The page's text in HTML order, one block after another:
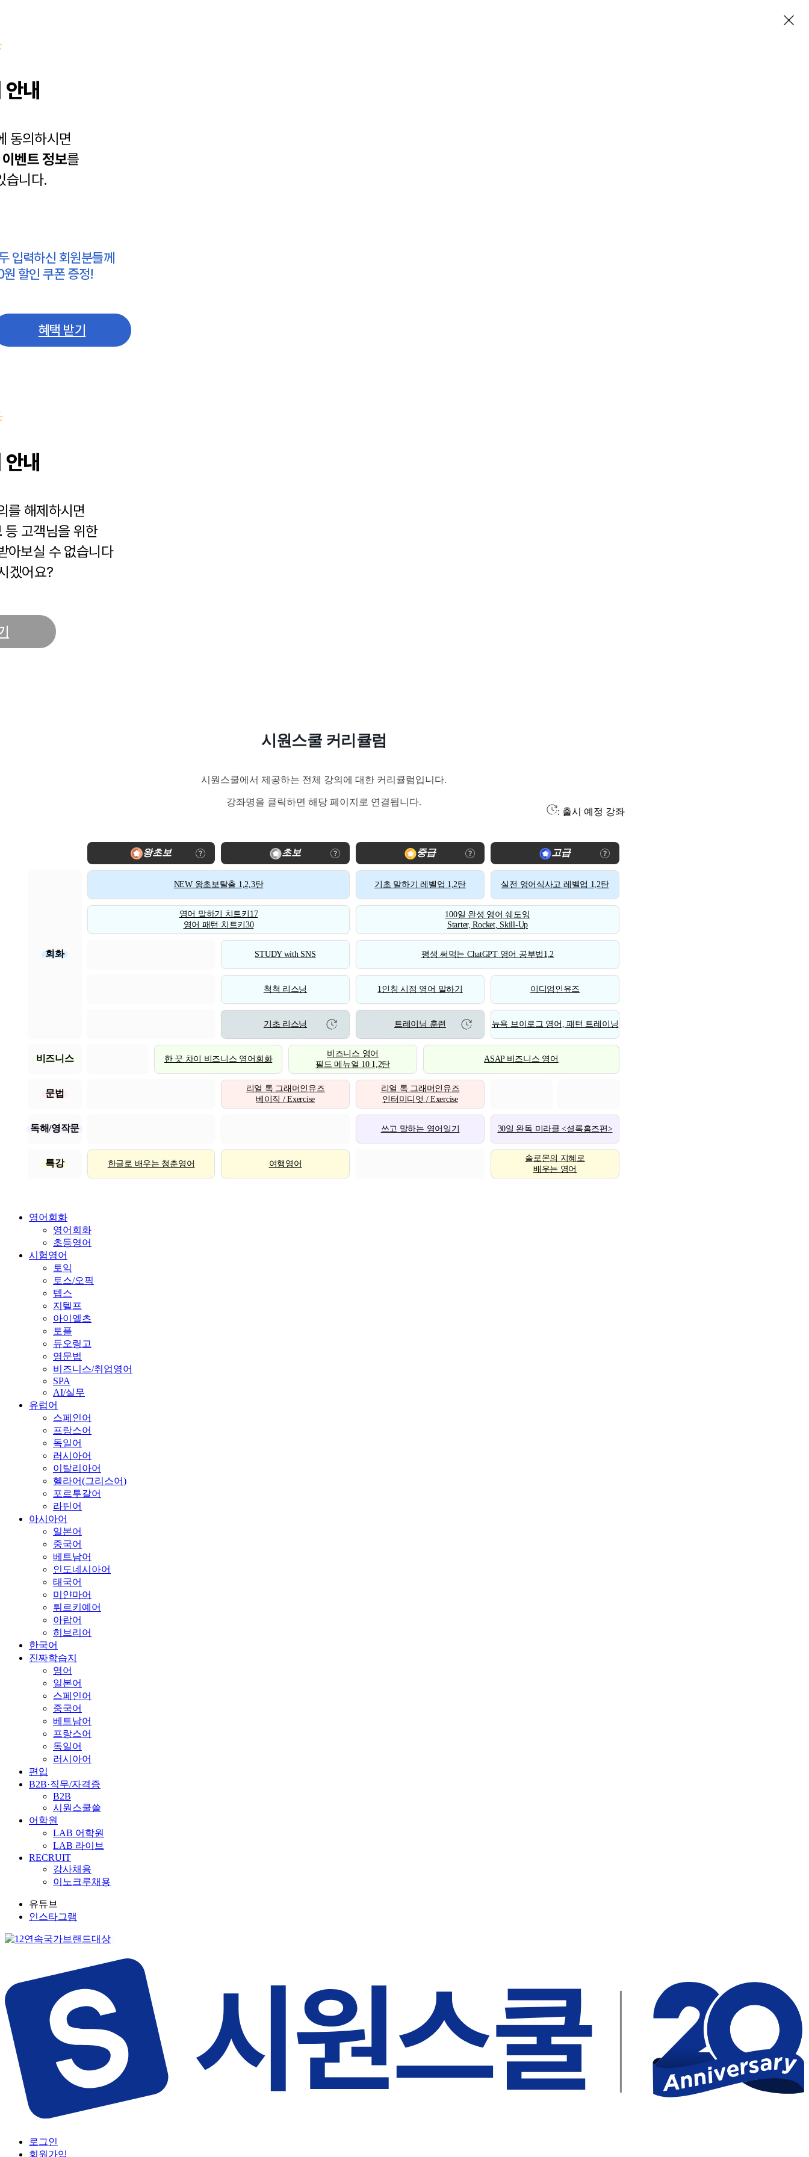
내
동의하시면
이벤트 정보를
습니다.
입력하신 회원분들께
할인 쿠폰 증정!
혜택 받기
내
를 해제하시면
등 고객님을 위한
아보실 수 없습니다
겠어요?
시원스쿨 커리큘럼
시원스쿨에서 제공하는 전체 강의에 대한 커리큘럼입니다.
강좌명을 클릭하면 해당 페이지로 연결됩니다.
: 출시 예정 강좌
왕초보 초보 중급 고급
회화
NEW 왕초보탈출 1,2,3탄 기초 말하기 레벨업 1,2탄 실전 영어식사고 레벨업 1,2탄
영어 말하기 치트키17
영어 패턴 치트키30
100일 완성 영어 쉐도잉
Starter, Rocket, Skill-Up
STUDY with SNS 평생 써먹는 ChatGPT 영어 공부법1,2
척척 리스닝 1인칭 시점 영어 말하기 이디엄인유즈
기초 리스닝 트레이닝 훈련 뉴욕 브이로그 영어, 패턴 트레이닝
비즈니스 한 끗 차이 비즈니스 영어회화
비즈니스 영어
필드 메뉴얼 10 1,2탄
ASAP 비즈니스 영어
문법
리얼 톡 그래머인유즈
베이직 / Exercise
리얼 톡 그래머인유즈
인터미디엇 / Exercise
독해/영작문 쓰고 말하는 영어일기 30일 완독 미라클 <셜록홈즈편>
특강 한글로 배우는 청춘영어 여행영어
솔로몬의 지혜로
배우는 영어
영어회화
영어회화
초등영어
시험영어
토익
토스/오픽
텝스
지텔프
아이엘츠
토플
듀오링고
영문법
비즈니스/취업영어
SPA
AI/실무
유럽어
스페인어
프랑스어
독일어
러시아어
이탈리아어
헬라어(그리스어)
포르투갈어
라틴어
아시아어
일본어
중국어
베트남어
인도네시아어
태국어
미얀마어
튀르키예어
아랍어
히브리어
한국어
진짜학습지
영어
일본어
스페인어
중국어
베트남어
프랑스어
독일어
러시아어
편입
B2B·직무/자격증
B2B
시원스쿨쓸
어학원
LAB 어학원
LAB 라이브
RECRUIT
강사채용
이노크루채용
유튜브
인스타그램
로그인
회원가입